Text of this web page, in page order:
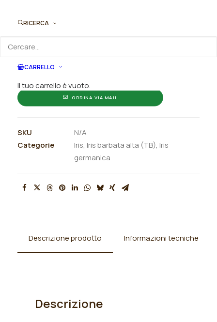
RICERCA
CARRELLO
Il tuo carrello è vuoto.
quantità
indicando la dimensione del vaso desiderata e la
ORDINA VIA MAIL
SKU
N/A
Categorie
Iris, Iris barbata alta (TB), Iris
germanica
Descrizione prodotto Informazioni tecniche
Descrizione